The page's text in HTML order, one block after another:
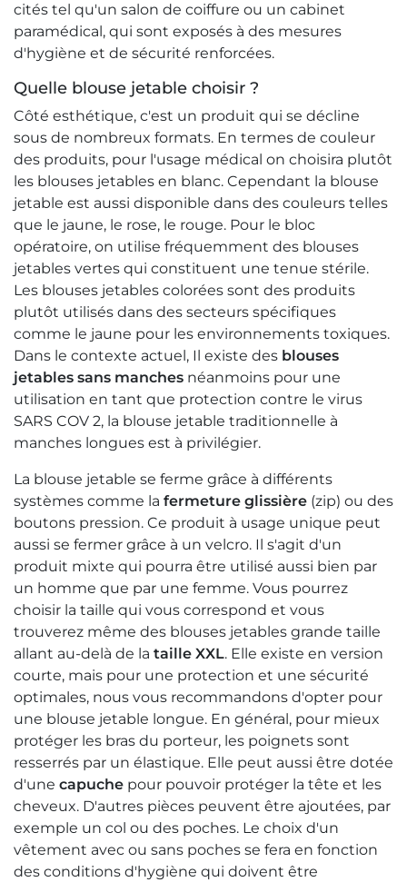
cités tel qu'un salon de coiffure ou un cabinet
paramédical, qui sont exposés à des mesures
d'hygiène et de sécurité renforcées.
Quelle blouse jetable choisir ?
Côté esthétique, c'est un produit qui se décline
sous de nombreux formats. En termes de couleur
des produits, pour l'usage médical on choisira plutôt
les blouses jetables en blanc. Cependant la blouse
jetable est aussi disponible dans des couleurs telles
que le jaune, le rose, le rouge. Pour le bloc
opératoire, on utilise fréquemment des blouses
jetables vertes qui constituent une tenue stérile.
Les blouses jetables colorées sont des produits
plutôt utilisés dans des secteurs spécifiques
comme le jaune pour les environnements toxiques.
Dans le contexte actuel, Il existe des blouses
jetables sans manches néanmoins pour une
utilisation en tant que protection contre le virus
SARS COV 2, la blouse jetable traditionnelle à
manches longues est à privilégier.
La blouse jetable se ferme grâce à différents
systèmes comme la fermeture glissière (zip) ou des
boutons pression. Ce produit à usage unique peut
aussi se fermer grâce à un velcro. Il s'agit d'un
produit mixte qui pourra être utilisé aussi bien par
un homme que par une femme. Vous pourrez
choisir la taille qui vous correspond et vous
trouverez même des blouses jetables grande taille
allant au-delà de la taille XXL. Elle existe en version
courte, mais pour une protection et une sécurité
optimales, nous vous recommandons d'opter pour
une blouse jetable longue. En général, pour mieux
protéger les bras du porteur, les poignets sont
resserrés par un élastique. Elle peut aussi être dotée
d'une capuche pour pouvoir protéger la tête et les
cheveux. D'autres pièces peuvent être ajoutées, par
exemple un col ou des poches. Le choix d'un
vêtement avec ou sans poches se fera en fonction
des conditions d'hygiène qui doivent être